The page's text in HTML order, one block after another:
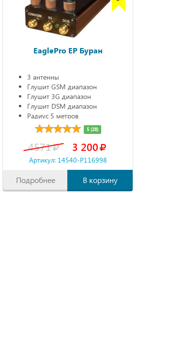
EaglePro EP Буран
3 антенны
Глушит GSM диапазон
Глушит 3G диапазон
Глушит DSM диапазон
Радиус 5 метров
5 (28)
4571 3 200
Артикул: 14540-P116998
Подробнее В корзину